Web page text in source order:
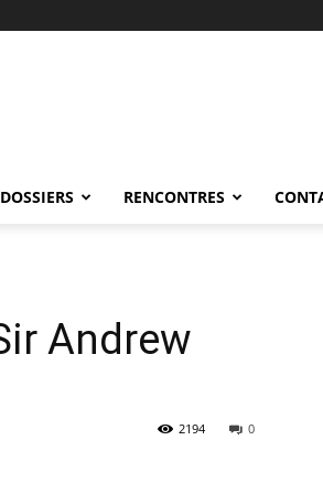
DOSSIERS RENCONTRES
Andrew
0
2194